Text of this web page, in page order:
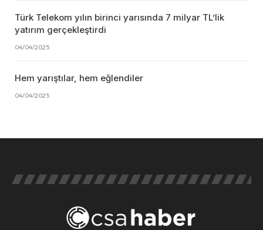
Türk Telekom yılın birinci yarısında 7 milyar TL’lik
yatırım gerçekleştirdi
04/04/2025
Hem yarıştılar, hem eğlendiler
04/04/2025